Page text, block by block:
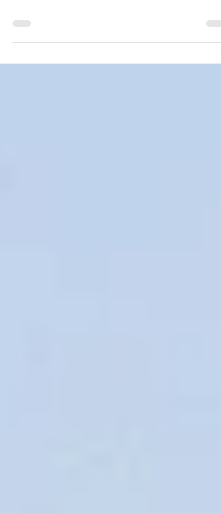
Italiano 2021